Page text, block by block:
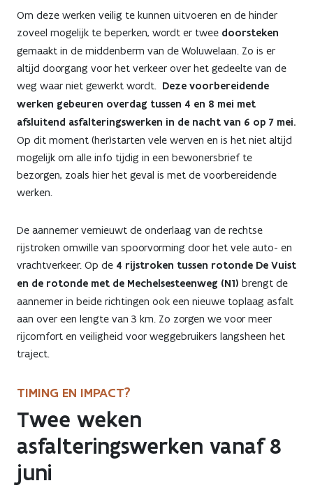
Om deze werken veilig te kunnen uitvoeren en de hinder
zoveel mogelijk te beperken, wordt er twee doorsteken
gemaakt in de middenberm van de Woluwelaan. Zo is er
altijd doorgang voor het verkeer over het gedeelte van de
weg waar niet gewerkt wordt. Deze voorbereidende
werken gebeuren overdag tussen 4 en 8 mei met
afsluitend asfalteringswerken in de nacht van 6 op 7 mei.
Op dit moment (her)starten vele werven en is het niet altijd
mogelijk om alle info tijdig in een bewonersbrief te
bezorgen, zoals hier het geval is met de voorbereidende
werken.
De aannemer vernieuwt de onderlaag van de rechtse
rijstroken omwille van spoorvorming door het vele auto- en
vrachtverkeer. Op de 4 rijstroken tussen rotonde De Vuist
en de rotonde met de Mechelsesteenweg (N1) brengt de
aannemer in beide richtingen ook een nieuwe toplaag asfalt
aan over een lengte van 3 km. Zo zorgen we voor meer
rijcomfort en veiligheid voor weggebruikers langsheen het
traject.
TIMING EN IMPACT?
Twee weken
asfalteringswerken vanaf 8
juni